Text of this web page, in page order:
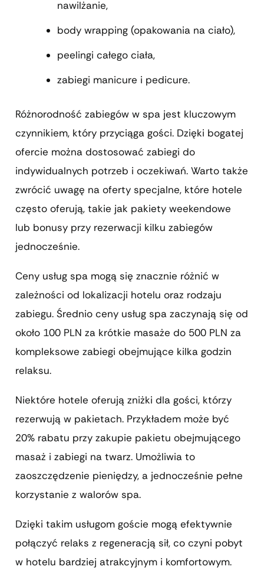
nawilżanie,
body wrapping (opakowania na ciało),
peelingi całego ciała,
zabiegi manicure i pedicure.
Różnorodność zabiegów w spa jest kluczowym
czynnikiem, który przyciąga gości. Dzięki bogatej
ofercie można dostosować zabiegi do
indywidualnych potrzeb i oczekiwań. Warto także
zwrócić uwagę na oferty specjalne, które hotele
często oferują, takie jak pakiety weekendowe
lub bonusy przy rezerwacji kilku zabiegów
jednocześnie.
Ceny usług spa mogą się znacznie różnić w
zależności od lokalizacji hotelu oraz rodzaju
zabiegu. Średnio ceny usług spa zaczynają się od
około 100 PLN za krótkie masaże do 500 PLN za
kompleksowe zabiegi obejmujące kilka godzin
relaksu.
Niektóre hotele oferują zniżki dla gości, którzy
rezerwują w pakietach. Przykładem może być
20% rabatu przy zakupie pakietu obejmującego
masaż i zabiegi na twarz. Umożliwia to
zaoszczędzenie pieniędzy, a jednocześnie pełne
korzystanie z walorów spa.
Dzięki takim usługom goście mogą efektywnie
połączyć relaks z regeneracją sił, co czyni pobyt
w hotelu bardziej atrakcyjnym i komfortowym.